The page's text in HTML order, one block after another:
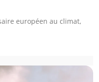
européen au climat,